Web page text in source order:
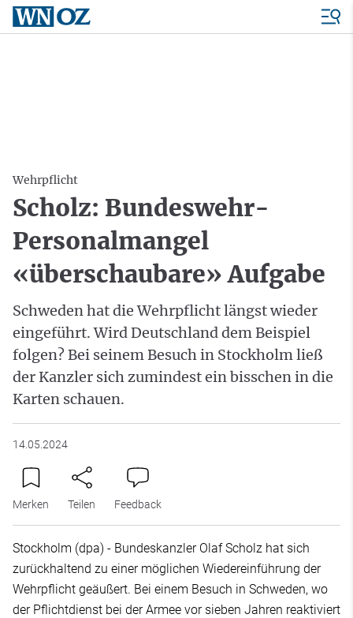
Wehrpflicht
Scholz: Bundeswehr-
Personalmangel
«überschaubare» Aufgabe
Schweden hat die Wehrpflicht längst wieder
eingeführt. Wird Deutschland dem Beispiel
folgen? Bei seinem Besuch in Stockholm ließ
der Kanzler sich zumindest ein bisschen in die
Karten schauen.
14.05.2024
Merken Teilen Feedback
Stockholm (dpa) - Bundeskanzler Olaf Scholz hat sich
zurückhaltend zu einer möglichen Wiedereinführung der
Wehrpflicht geäußert. Bei einem Besuch in Schweden, wo
der Pflichtdienst bei der Armee vor sieben Jahren reaktiviert